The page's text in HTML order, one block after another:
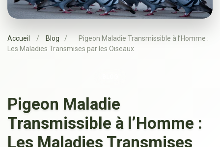
Accueil / Blog /
Pigeon Maladie Transmissible à l’Homme :
Les Maladies Transmises par les Oiseaux
Pigeon Maladie
Transmissible à l’Homme :
Les Maladies Transmises